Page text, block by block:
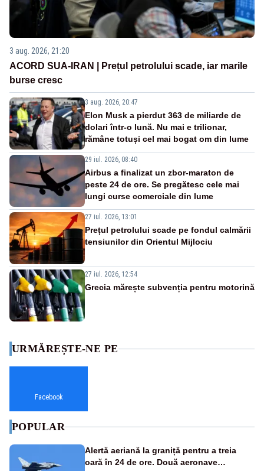
3 aug. 2026, 21:20
ACORD SUA-IRAN | Prețul petrolului scade, iar marile
burse cresc
3 aug. 2026, 20:47
Elon Musk a pierdut 363 de miliarde de
dolari într-o lună. Nu mai e trilionar,
rămâne totuși cel mai bogat om din lume
29 iul. 2026, 08:40
Airbus a finalizat un zbor-maraton de
peste 24 de ore. Se pregătesc cele mai
lungi curse comerciale din lume
27 iul. 2026, 13:01
Prețul petrolului scade pe fondul calmării
tensiunilor din Orientul Mijlociu
27 iul. 2026, 12:54
Grecia mărește subvenția pentru motorină
URMĂREȘTE-NE PE
Facebook
POPULAR
Alertă aeriană la graniță pentru a treia
oară în 24 de ore. Două aeronave